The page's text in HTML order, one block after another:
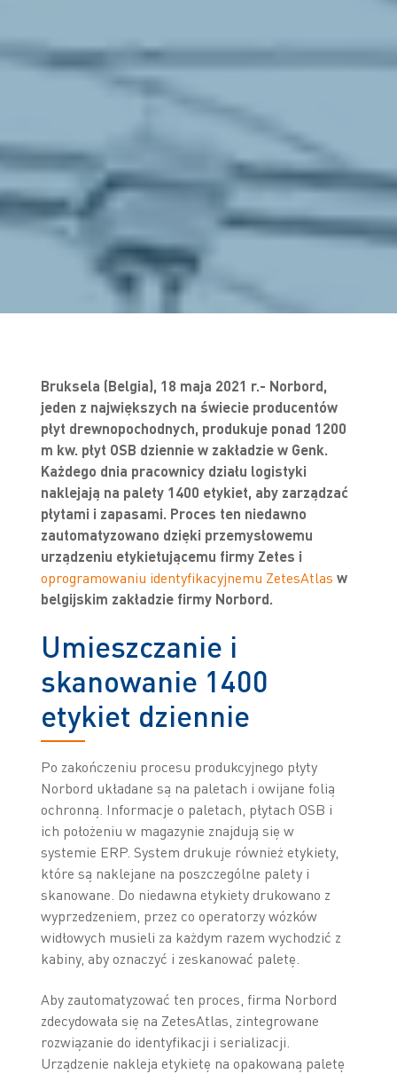
Bruksela (Belgia), 18 maja 2021 r. - Norbord,
jeden z największych na świecie producentów
płyt drewnopochodnych, produkuje ponad 1200
m kw. płyt OSB dziennie w zakładzie w Genk.
Każdego dnia pracownicy działu logistyki
naklejają na palety 1400 etykiet, aby zarządzać
płytami i zapasami. Proces ten niedawno
zautomatyzowano dzięki przemysłowemu
urządzeniu etykietującemu firmy Zetes i
oprogramowaniu identyfikacyjnemu ZetesAtlas w
belgijskim zakładzie firmy Norbord.
Umieszczanie i
skanowanie 1400
etykiet dziennie
Po zakończeniu procesu produkcyjnego płyty
Norbord układane są na paletach i owijane folią
ochronną. Informacje o paletach, płytach OSB i
ich położeniu w magazynie znajdują się w
systemie ERP. System drukuje również etykiety,
które są naklejane na poszczególne palety i
skanowane. Do niedawna etykiety drukowano z
wyprzedzeniem, przez co operatorzy wózków
widłowych musieli za każdym razem wychodzić z
kabiny, aby oznaczyć i zeskanować paletę.
Aby zautomatyzować ten proces, firma Norbord
zdecydowała się na ZetesAtlas, zintegrowane
rozwiązanie do identyfikacji i serializacji.
Urządzenie nakleja etykietę na opakowaną paletę